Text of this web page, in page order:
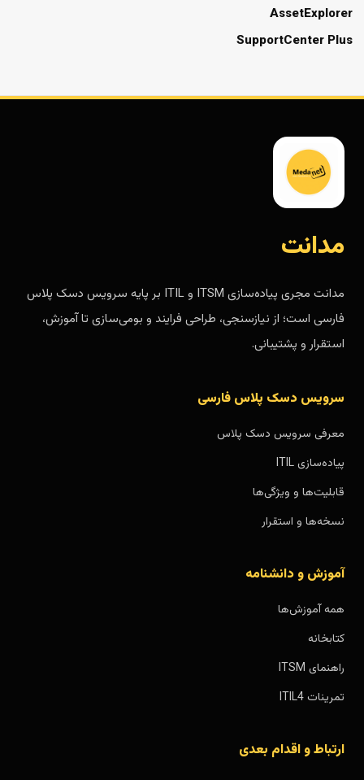
AssetExplorer
SupportCenter Plus
مدانت
مدانت مجری پیاده‌سازی ITSM و ITIL بر پایه سرویس دسک پلاس
فارسی است؛ از نیازسنجی، طراحی فرایند و بومی‌سازی تا آموزش،
استقرار و پشتیبانی.
سرویس دسک پلاس فارسی
معرفی سرویس دسک پلاس
پیاده‌سازی ITIL
قابلیت‌ها و ویژگی‌ها
نسخه‌ها و استقرار
آموزش و دانشنامه
همه آموزش‌ها
کتابخانه
راهنمای ITSM
تمرینات ITIL4
ارتباط و اقدام بعدی